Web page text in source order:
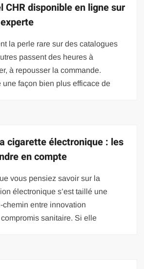
CHR disponible en ligne sur
la perle rare sur des catalogues
passent des heures à
à repousser la commande.
une façon bien plus efficace de
cigarette électronique : les
en compte
vous pensiez savoir sur la
électronique s’est taillé une
chemin entre innovation
sanitaire. Si elle